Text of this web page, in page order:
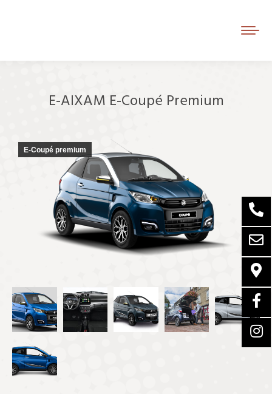
E-AIXAM E-Coupé Premium
E-Coupé premium